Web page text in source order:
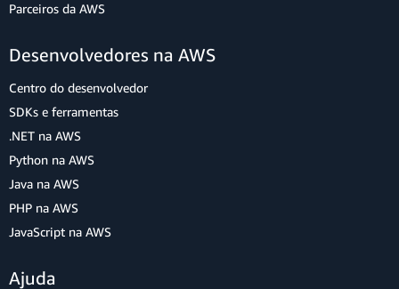
Parceiros da AWS
Desenvolvedores na AWS
Centro do desenvolvedor
SDKs e ferramentas
.NET na AWS
Python na AWS
Java na AWS
PHP na AWS
JavaScript na AWS
Ajuda